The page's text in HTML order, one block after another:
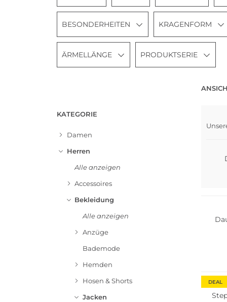
BESONDERHEITEN KRAGENFORM
ÄRMELLÄNGE PRODUKTSERIE
KATEGORIE
Damen
Herren
Alle anzeigen
Accessoires
Bekleidung
Alle anzeigen
Anzüge
Bademode
Hemden
Hosen & Shorts
Jacken
DEAL